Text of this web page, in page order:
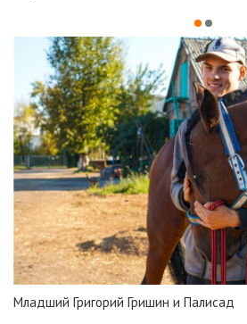
Младший Григорий Гришин и Палисад